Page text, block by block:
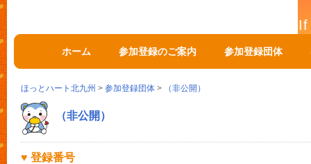
ホーム 参加登録のご案内 参加登録団体
ほっとハート北九州 > 参加登録団体 > （非公開）
（非公開）
♥ 登録番号